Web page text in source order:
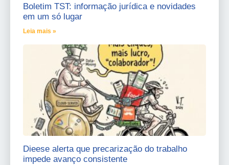
Boletim TST: informação jurídica e novidades
em um só lugar
Leia mais »
Dieese alerta que precarização do trabalho
impede avanço consistente